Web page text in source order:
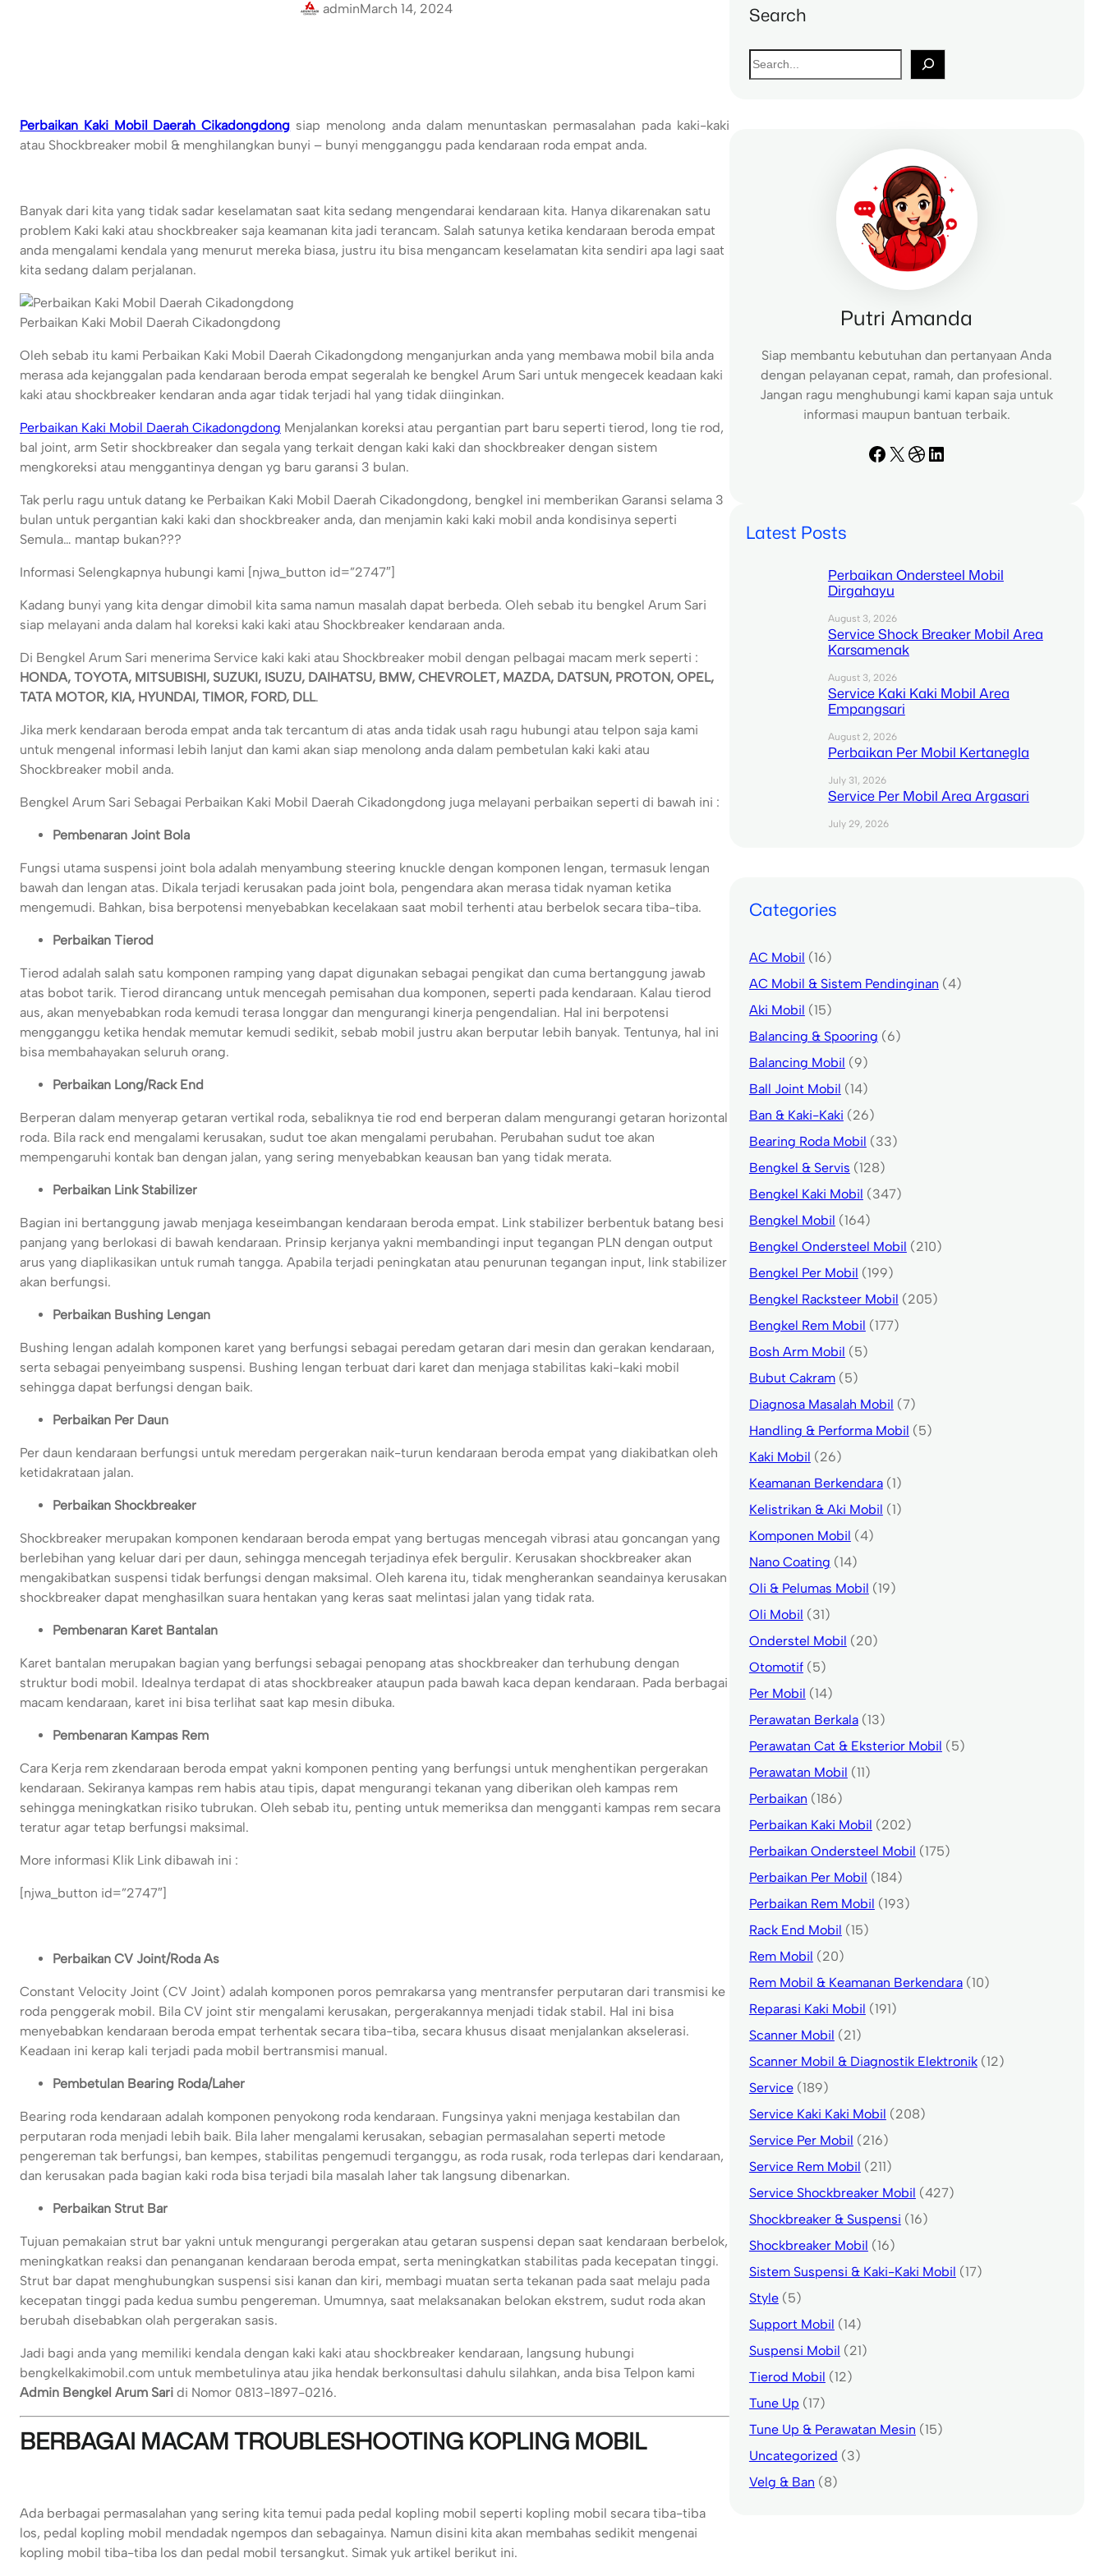
adminMarch 14, 2024
Perbaikan Kaki Mobil Daerah Cikadongdong siap menolong anda dalam menuntaskan permasalahan pada kaki-kaki
atau Shockbreaker mobil & menghilangkan bunyi – bunyi mengganggu pada kendaraan roda empat anda.
Banyak dari kita yang tidak sadar keselamatan saat kita sedang mengendarai kendaraan kita. Hanya dikarenakan satu
problem Kaki kaki atau shockbreaker saja keamanan kita jadi terancam. Salah satunya ketika kendaraan beroda empat
anda mengalami kendala yang menurut mereka biasa, justru itu bisa mengancam keselamatan kita sendiri apa lagi saat
kita sedang dalam perjalanan.
Perbaikan Kaki Mobil Daerah Cikadongdong
Oleh sebab itu kami Perbaikan Kaki Mobil Daerah Cikadongdong menganjurkan anda yang membawa mobil bila anda
merasa ada kejanggalan pada kendaraan beroda empat segeralah ke bengkel Arum Sari untuk mengecek keadaan kaki
kaki atau shockbreaker kendaran anda agar tidak terjadi hal yang tidak diinginkan.
Perbaikan Kaki Mobil Daerah Cikadongdong Menjalankan koreksi atau pergantian part baru seperti tierod, long tie rod,
bal joint, arm Setir shockbreaker dan segala yang terkait dengan kaki kaki dan shockbreaker dengan sistem
mengkoreksi atau menggantinya dengan yg baru garansi 3 bulan.
Tak perlu ragu untuk datang ke Perbaikan Kaki Mobil Daerah Cikadongdong, bengkel ini memberikan Garansi selama 3
bulan untuk pergantian kaki kaki dan shockbreaker anda, dan menjamin kaki kaki mobil anda kondisinya seperti
Semula… mantap bukan???
Informasi Selengkapnya hubungi kami [njwa_button id=”2747″]
Kadang bunyi yang kita dengar dimobil kita sama namun masalah dapat berbeda. Oleh sebab itu bengkel Arum Sari
siap melayani anda dalam hal koreksi kaki kaki atau Shockbreaker kendaraan anda.
Di Bengkel Arum Sari menerima Service kaki kaki atau Shockbreaker mobil dengan pelbagai macam merk seperti :
HONDA, TOYOTA, MITSUBISHI, SUZUKI, ISUZU, DAIHATSU, BMW, CHEVROLET, MAZDA, DATSUN, PROTON, OPEL,
TATA MOTOR, KIA, HYUNDAI, TIMOR, FORD, DLL.
Jika merk kendaraan beroda empat anda tak tercantum di atas anda tidak usah ragu hubungi atau telpon saja kami
untuk mengenal informasi lebih lanjut dan kami akan siap menolong anda dalam pembetulan kaki kaki atau
Shockbreaker mobil anda.
Bengkel Arum Sari Sebagai Perbaikan Kaki Mobil Daerah Cikadongdong juga melayani perbaikan seperti di bawah ini :
Pembenaran Joint Bola
Fungsi utama suspensi joint bola adalah menyambung steering knuckle dengan komponen lengan, termasuk lengan
bawah dan lengan atas. Dikala terjadi kerusakan pada joint bola, pengendara akan merasa tidak nyaman ketika
mengemudi. Bahkan, bisa berpotensi menyebabkan kecelakaan saat mobil terhenti atau berbelok secara tiba-tiba.
Perbaikan Tierod
Tierod adalah salah satu komponen ramping yang dapat digunakan sebagai pengikat dan cuma bertanggung jawab
atas bobot tarik. Tierod dirancang untuk mencegah pemisahan dua komponen, seperti pada kendaraan. Kalau tierod
aus, akan menyebabkan roda kemudi terasa longgar dan mengurangi kinerja pengendalian. Hal ini berpotensi
mengganggu ketika hendak memutar kemudi sedikit, sebab mobil justru akan berputar lebih banyak. Tentunya, hal ini
bisa membahayakan seluruh orang.
Perbaikan Long/Rack End
Berperan dalam menyerap getaran vertikal roda, sebaliknya tie rod end berperan dalam mengurangi getaran horizontal
roda. Bila rack end mengalami kerusakan, sudut toe akan mengalami perubahan. Perubahan sudut toe akan
mempengaruhi kontak ban dengan jalan, yang sering menyebabkan keausan ban yang tidak merata.
Perbaikan Link Stabilizer
Bagian ini bertanggung jawab menjaga keseimbangan kendaraan beroda empat. Link stabilizer berbentuk batang besi
panjang yang berlokasi di bawah kendaraan. Prinsip kerjanya yakni membandingi input tegangan PLN dengan output
arus yang diaplikasikan untuk rumah tangga. Apabila terjadi peningkatan atau penurunan tegangan input, link stabilizer
akan berfungsi.
Perbaikan Bushing Lengan
Bushing lengan adalah komponen karet yang berfungsi sebagai peredam getaran dari mesin dan gerakan kendaraan,
serta sebagai penyeimbang suspensi. Bushing lengan terbuat dari karet dan menjaga stabilitas kaki-kaki mobil
sehingga dapat berfungsi dengan baik.
Perbaikan Per Daun
Per daun kendaraan berfungsi untuk meredam pergerakan naik-turun kendaraan beroda empat yang diakibatkan oleh
ketidakrataan jalan.
Perbaikan Shockbreaker
Shockbreaker merupakan komponen kendaraan beroda empat yang bertugas mencegah vibrasi atau goncangan yang
berlebihan yang keluar dari per daun, sehingga mencegah terjadinya efek bergulir. Kerusakan shockbreaker akan
mengakibatkan suspensi tidak berfungsi dengan maksimal. Oleh karena itu, tidak mengherankan seandainya kerusakan
shockbreaker dapat menghasilkan suara hentakan yang keras saat melintasi jalan yang tidak rata.
Pembenaran Karet Bantalan
Karet bantalan merupakan bagian yang berfungsi sebagai penopang atas shockbreaker dan terhubung dengan
struktur bodi mobil. Idealnya terdapat di atas shockbreaker ataupun pada bawah kaca depan kendaraan. Pada berbagai
macam kendaraan, karet ini bisa terlihat saat kap mesin dibuka.
Pembenaran Kampas Rem
Cara Kerja rem zkendaraan beroda empat yakni komponen penting yang berfungsi untuk menghentikan pergerakan
kendaraan. Sekiranya kampas rem habis atau tipis, dapat mengurangi tekanan yang diberikan oleh kampas rem
sehingga meningkatkan risiko tubrukan. Oleh sebab itu, penting untuk memeriksa dan mengganti kampas rem secara
teratur agar tetap berfungsi maksimal.
More informasi Klik Link dibawah ini :
[njwa_button id=”2747″]
Perbaikan CV Joint/Roda As
Constant Velocity Joint (CV Joint) adalah komponen poros pemrakarsa yang mentransfer perputaran dari transmisi ke
roda penggerak mobil. Bila CV joint stir mengalami kerusakan, pergerakannya menjadi tidak stabil. Hal ini bisa
menyebabkan kendaraan beroda empat terhentak secara tiba-tiba, secara khusus disaat menjalankan akselerasi.
Keadaan ini kerap kali terjadi pada mobil bertransmisi manual.
Pembetulan Bearing Roda/Laher
Bearing roda kendaraan adalah komponen penyokong roda kendaraan. Fungsinya yakni menjaga kestabilan dan
perputaran roda menjadi lebih baik. Bila laher mengalami kerusakan, sebagian permasalahan seperti metode
pengereman tak berfungsi, ban kempes, stabilitas pengemudi terganggu, as roda rusak, roda terlepas dari kendaraan,
dan kerusakan pada bagian kaki roda bisa terjadi bila masalah laher tak langsung dibenarkan.
Perbaikan Strut Bar
Tujuan pemakaian strut bar yakni untuk mengurangi pergerakan atau getaran suspensi depan saat kendaraan berbelok,
meningkatkan reaksi dan penanganan kendaraan beroda empat, serta meningkatkan stabilitas pada kecepatan tinggi.
Strut bar dapat menghubungkan suspensi sisi kanan dan kiri, membagi muatan serta tekanan pada saat melaju pada
kecepatan tinggi pada kedua sumbu pengereman. Umumnya, saat melaksanakan belokan ekstrem, sudut roda akan
berubah disebabkan olah pergerakan sasis.
Jadi bagi anda yang memiliki kendala dengan kaki kaki atau shockbreaker kendaraan, langsung hubungi
bengkelkakimobil.com untuk membetulinya atau jika hendak berkonsultasi dahulu silahkan, anda bisa Telpon kami
Admin Bengkel Arum Sari di Nomor 0813-1897-0216.
BERBAGAI MACAM TROUBLESHOOTING KOPLING MOBIL
Ada berbagai permasalahan yang sering kita temui pada pedal kopling mobil seperti kopling mobil secara tiba-tiba
los, pedal kopling mobil mendadak ngempos dan sebagainya. Namun disini kita akan membahas sedikit mengenai
kopling mobil tiba-tiba los dan pedal mobil tersangkut. Simak yuk artikel berikut ini.
Search
S
e
Putri Amanda
Siap membantu kebutuhan dan pertanyaan Anda
dengan pelayanan cepat, ramah, dan profesional.
Jangan ragu menghubungi kami kapan saja untuk
informasi maupun bantuan terbaik.
Facebook X Dribbble LinkedIn
Latest Posts
Perbaikan Ondersteel Mobil
Dirgahayu
August 3, 2026
Service Shock Breaker Mobil Area
Karsamenak
August 3, 2026
Service Kaki Kaki Mobil Area
Empangsari
August 2, 2026
Perbaikan Per Mobil Kertanegla
July 31, 2026
Service Per Mobil Area Argasari
July 29, 2026
Categories
AC Mobil (16)
AC Mobil & Sistem Pendinginan (4)
Aki Mobil (15)
Balancing & Spooring (6)
Balancing Mobil (9)
Ball Joint Mobil (14)
Ban & Kaki-Kaki (26)
Bearing Roda Mobil (33)
Bengkel & Servis (128)
Bengkel Kaki Mobil (347)
Bengkel Mobil (164)
Bengkel Ondersteel Mobil (210)
Bengkel Per Mobil (199)
Bengkel Racksteer Mobil (205)
Bengkel Rem Mobil (177)
Bosh Arm Mobil (5)
Bubut Cakram(5)
Diagnosa Masalah Mobil (7)
Handling & Performa Mobil (5)
Kaki Mobil (26)
Keamanan Berkendara(1)
Kelistrikan & Aki Mobil (1)
Komponen Mobil (4)
Nano Coating (14)
Oli & Pelumas Mobil (19)
Oli Mobil (31)
Onderstel Mobil (20)
Otomotif(5)
Per Mobil (14)
Perawatan Berkala(13)
Perawatan Cat & Eksterior Mobil (5)
Perawatan Mobil (11)
Perbaikan (186)
Perbaikan Kaki Mobil (202)
Perbaikan Ondersteel Mobil (175)
Perbaikan Per Mobil (184)
Perbaikan Rem Mobil (193)
Rack End Mobil (15)
Rem Mobil (20)
Rem Mobil & Keamanan Berkendara(10)
Reparasi Kaki Mobil (191)
Scanner Mobil (21)
Scanner Mobil & Diagnostik Elektronik(12)
Service(189)
Service Kaki Kaki Mobil (208)
Service Per Mobil (216)
Service Rem Mobil (211)
Service Shockbreaker Mobil (427)
Shockbreaker & Suspensi (16)
Shockbreaker Mobil (16)
Sistem Suspensi & Kaki-Kaki Mobil (17)
Style(5)
Support Mobil (14)
Suspensi Mobil (21)
Tierod Mobil (12)
Tune Up (17)
Tune Up & Perawatan Mesin (15)
Uncategorized (3)
Velg & Ban (8)